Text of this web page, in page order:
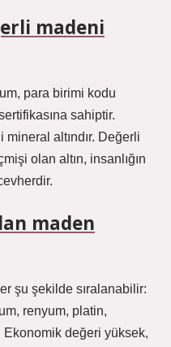
madeni
para birimi kodu
sahiptir.
mineral altındır. Değerli
olan altın, insanlığın
maden
şu şekilde sıralanabilir:
renyum, platin,
değeri yüksek,